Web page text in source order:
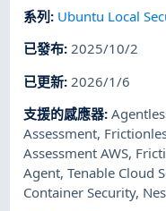
系列 : Ubuntu Local
已發布:2025/10/2
已更新: 2026/1/6
支援的感應器:
Assessment,
Assessment AWS,
Agent,Tenable Cloud
Container Security,